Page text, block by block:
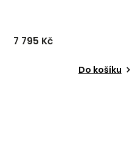
7 795 Kč
Do košíku